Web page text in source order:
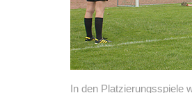
In den Platzierungsspiele